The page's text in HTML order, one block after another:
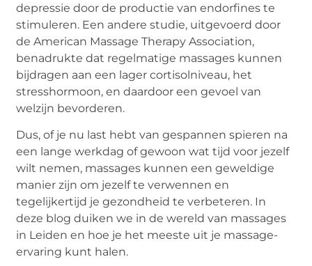
depressie door de productie van endorfines te
stimuleren. Een andere studie, uitgevoerd door
de American Massage Therapy Association,
benadrukte dat regelmatige massages kunnen
bijdragen aan een lager cortisolniveau, het
stresshormoon, en daardoor een gevoel van
welzijn bevorderen.
Dus, of je nu last hebt van gespannen spieren na
een lange werkdag of gewoon wat tijd voor jezelf
wilt nemen, massages kunnen een geweldige
manier zijn om jezelf te verwennen en
tegelijkertijd je gezondheid te verbeteren. In
deze blog duiken we in de wereld van massages
in Leiden en hoe je het meeste uit je massage-
ervaring kunt halen.